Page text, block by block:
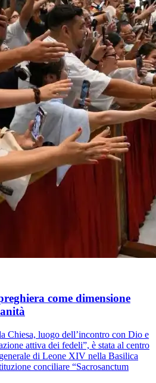
come dimensione
Chiesa, luogo dell’incontro con Dio e
attiva dei fedeli”, è stata al centro
di Leone XIV nella Basilica
conciliare “Sacrosanctum